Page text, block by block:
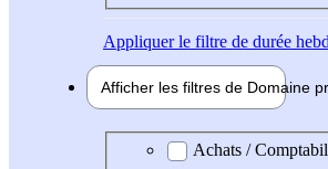
Appliquerle filtre de durée
Afficher les filtres de Domaine
Domaine professionel
Achats /